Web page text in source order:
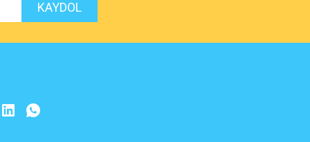
KAYDOL